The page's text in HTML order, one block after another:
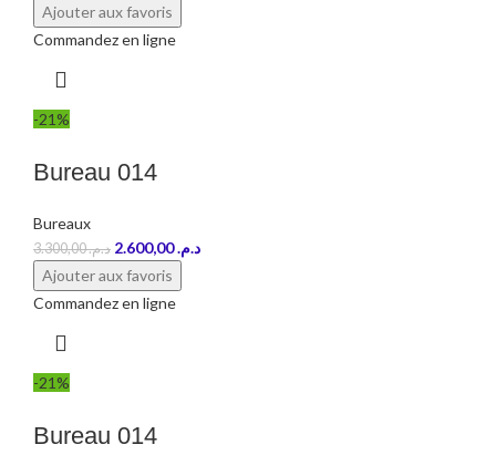
Ajouter aux favoris
Commandez en ligne
-21%
Bureau 014
Bureaux
د.م.3.300,00 د.م.2.600,00
Ajouter aux favoris
Commandez en ligne
-21%
Bureau 014